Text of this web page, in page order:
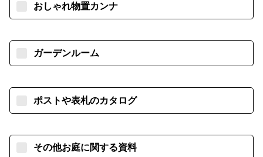
おしゃれ物置カンナ
ガーデンルーム
ポストや表札のカタログ
その他お庭に関する資料